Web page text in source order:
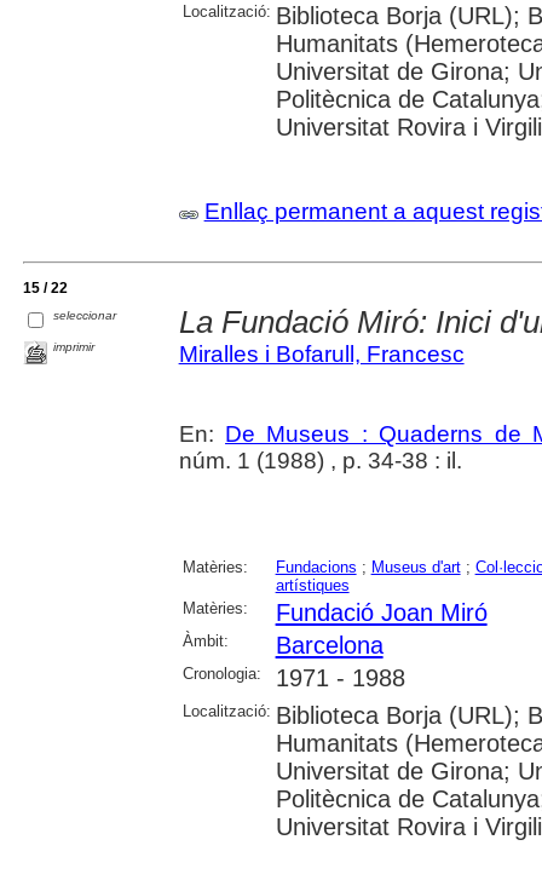
Localització: Biblioteca Borja (URL);
Humanitats
Universitat de Girona;
Politècnica de
Universitat Rovira i Virgili
Enllaç permanent a aquest
15 / 22
seleccionar
imprimir
La Fundació Miró: Inici
Miralles i Bofarull, Francesc
En: De Museus : Quaderns de
núm. 1 (1988) , p. 34-38 : il.
Matèries: Fundacions ; Museus d'art;
artístiques
Matèries:
Fundació Joan Miró
Àmbit: Barcelona
Cronologia: 1971 - 1988
Localització: Biblioteca Borja (URL);
Humanitats
Universitat de Girona;
Politècnica de
Universitat Rovira i Virgili